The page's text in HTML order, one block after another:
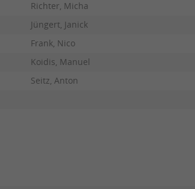
Richter, Micha
Jüngert, Janick
Frank, Nico
Koidis, Manuel
Seitz, Anton